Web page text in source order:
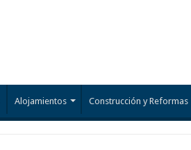
Alojamientos Construcción y Reformas